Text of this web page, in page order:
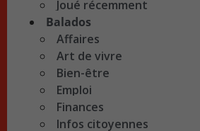
Joué récemment
Balados
Affaires
Art de vivre
Bien-être
Emploi
Finances
Infos citoyennes